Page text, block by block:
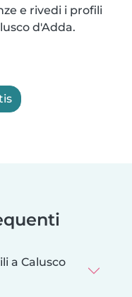
e rivedi i profili
d'Adda.
a Calusco